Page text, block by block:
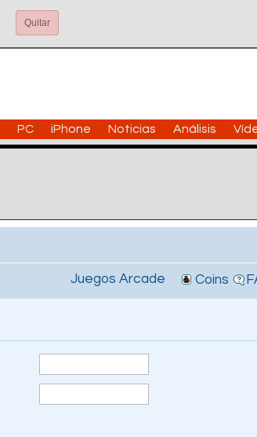
Quitar
PC iPhone Noticias Análisis
Juegos Arcade Coins